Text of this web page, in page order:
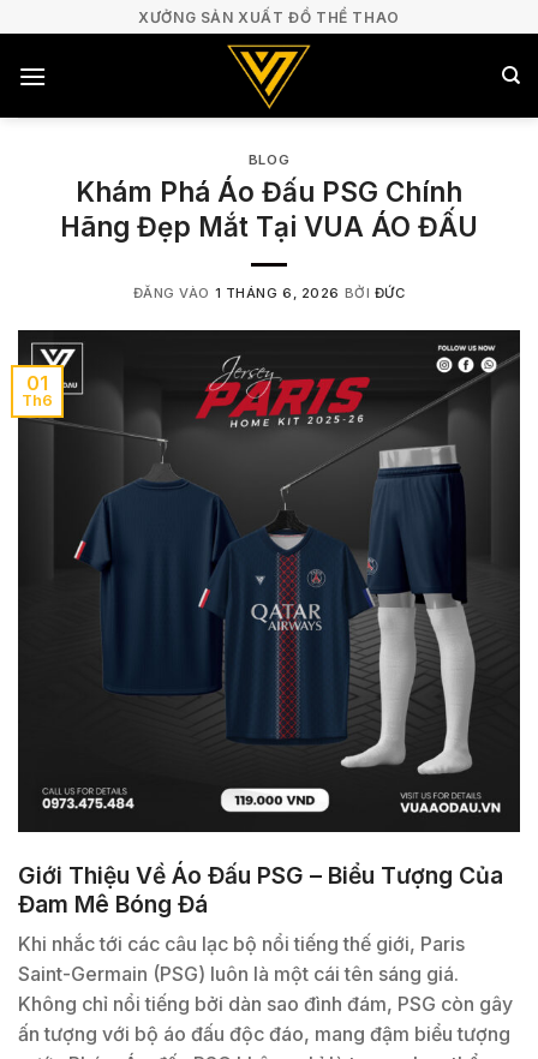
nội
XƯỞNG SẢN XUẤT ĐỒ THỂ THAO
BLOG
Khám Phá Áo Đấu PSG Chính
Hãng Đẹp Mắt Tại VUA ÁO ĐẤU
ĐĂNG VÀO 1 THÁNG 6, 2026 BỞI ĐỨC
01
Th6
Giới Thiệu Về Áo Đấu PSG – Biểu Tượng Của
Đam Mê Bóng Đá
Khi nhắc tới các câu lạc bộ nổi tiếng thế giới, Paris
Saint-Germain (PSG) luôn là một cái tên sáng giá.
Không chỉ nổi tiếng bởi dàn sao đình đám, PSG còn gây
ấn tượng với bộ áo đấu độc đáo, mang đậm biểu tượng